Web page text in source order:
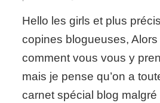
Hello les girls et plus
copines blogueuses,
comment vous vous y
mais je pense qu’on a
carnet spécial blog